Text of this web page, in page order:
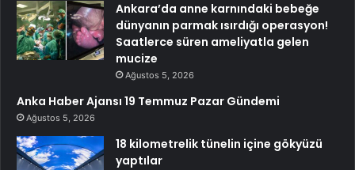
Ankara’da anne karnındaki bebeğe
dünyanın parmak ısırdığı operasyon!
Saatlerce süren ameliyatla gelen
mucize
Ağustos 5, 2026
Anka Haber Ajansı 19 Temmuz Pazar Gündemi
Ağustos 5, 2026
18 kilometrelik tünelin içine gökyüzü
yaptılar